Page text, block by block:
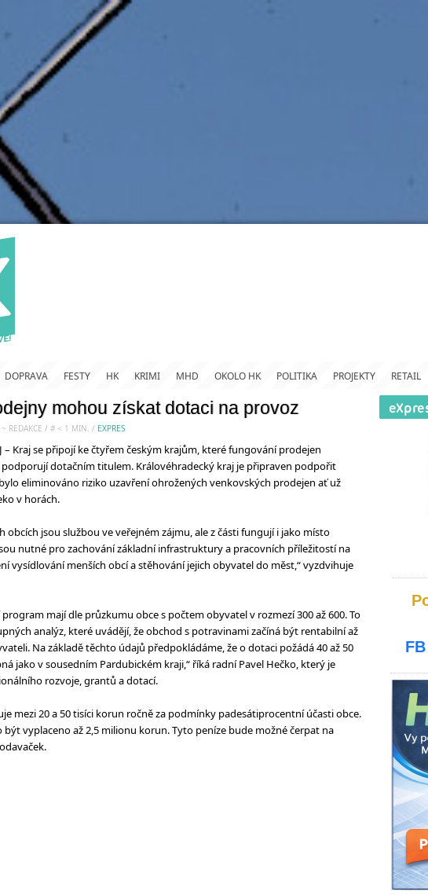
DOPRAVA FESTY HK KRIMI MHD OKOLO HK POLITIKA PROJEKTY RETAIL
mohou získat dotaci na provoz
REDAKCE / # < 1 MIN. / EXPRES
– Kraj se připojí ke čtyřem českým krajům, které fungování prodejen
dotačním titulem. Královéhradecký kraj je připraven podpořit
eliminováno riziko uzavření ohrožených venkovských prodejen ať už
v horách.
obcích jsou službou ve veřejném zájmu, ale z části fungují i jako místo
nutné pro zachování základní infrastruktury a pracovních příležitostí na
vysídlování menších obcí a stěhování jejich obyvatel do měst,“ vyzdvihuje
mají dle průzkumu obce s počtem obyvatel v rozmezí 300 až 600. To
analýz, které uvádějí, že obchod s potravinami začíná být rentabilní až
Na základě těchto údajů předpokládáme, že o dotaci požádá 40 až 50
jako v sousedním Pardubickém kraji,“ říká radní Pavel Hečko, který je
rozvoje, grantů a dotací.
mezi 20 a 50 tisíci korun ročně za podmínky padesátiprocentní účasti obce.
být vyplaceno až 2,5 milionu korun. Tyto peníze bude možné čerpat na
FB